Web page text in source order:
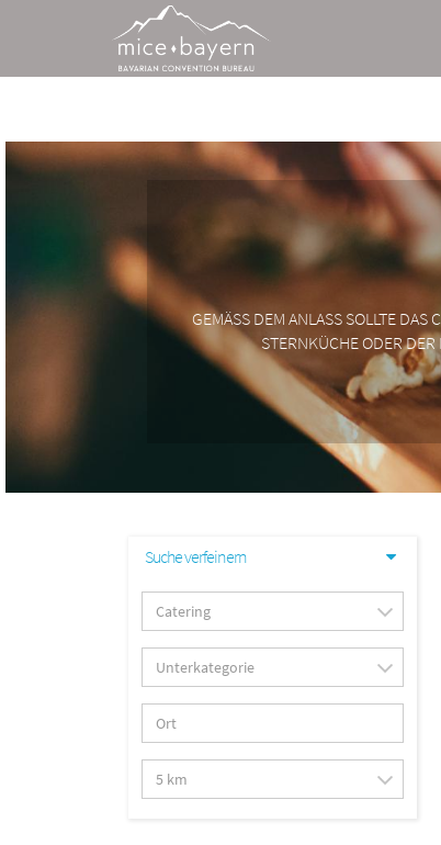
GEMÄSS DEM ANLASS SOLLTE
STERNKÜCHE ODER
Suche verfeinern